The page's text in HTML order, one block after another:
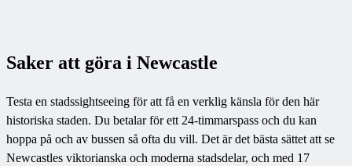
Saker att göra i Newcastle
Testa en stadssightseeing för att få en verklig känsla för den här
historiska staden. Du betalar för ett 24-timmarspass och du kan
hoppa på och av bussen så ofta du vill. Det är det bästa sättet att se
Newcastles viktorianska och moderna stadsdelar, och med 17